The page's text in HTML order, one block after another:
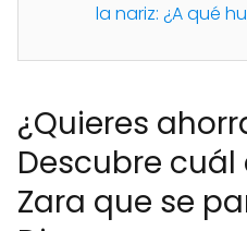
la nariz: ¿A qué
¿Quieres
Descubre
Zara que se